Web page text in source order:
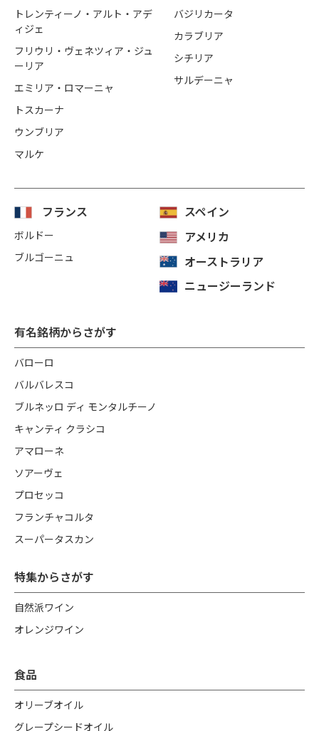
トレンティーノ・アルト・アデ
ィジェ
フリウリ・ヴェネツィア・ジュ
ーリア
エミリア・ロマーニャ
トスカーナ
ウンブリア
マルケ
バジリカータ
カラブリア
シチリア
サルデーニャ
フランス
ボルドー
ブルゴーニュ
スペイン
アメリカ
オーストラリア
ニュージーランド
有名銘柄からさがす
バローロ
バルバレスコ
ブルネッロ ディ モンタルチーノ
キャンティ クラシコ
アマローネ
ソアーヴェ
プロセッコ
フランチャコルタ
スーパータスカン
特集からさがす
自然派ワイン
オレンジワイン
食品
オリーブオイル
グレープシードオイル